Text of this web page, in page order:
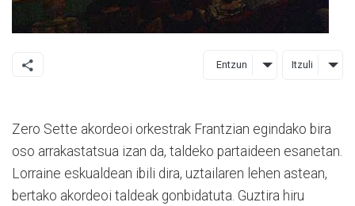
Entzun Itzuli
Zero Sette akordeoi orkestrak Frantzian egindako bira
oso arrakastatsua izan da, taldeko partaideen esanetan.
Lorraine eskualdean ibili dira, uztailaren lehen astean,
bertako akordeoi taldeak gonbidatuta. Guztira hiru